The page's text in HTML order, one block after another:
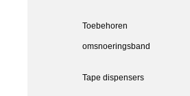
Toebehoren
omsnoeringsband
Tape dispensers